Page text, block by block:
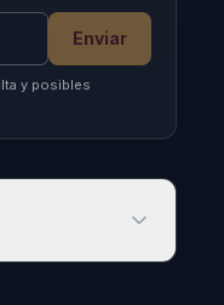
Enviar
y posibles